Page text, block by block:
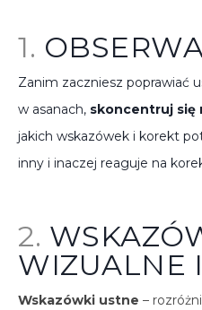
1.
Zanim zaczniesz poprawiać
w asanach, skoncentruj się
jakich wskazówek i korekt
inny i inaczej reaguje na
2.
WIZUALNE
Wskazówki ustne –